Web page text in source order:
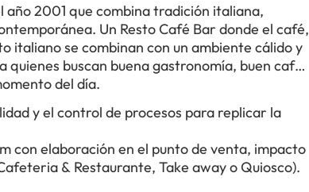
2001 que combina tradición italiana,
Un Resto Café Bar donde el café,
italiano se combinan con un ambiente cálido y
buscan buena gastronomía, buen café
del día.
y el control de procesos para replicar la
con elaboración en el punto de venta, impacto
& Restaurante, Take away o Quiosco).